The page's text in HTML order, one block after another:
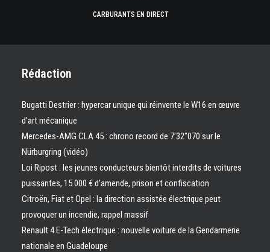
CARBURANTS EN DIRECT
Rédaction
Bugatti Destrier : hypercar unique qui réinvente le W16 en œuvre
d’art mécanique
Mercedes-AMG CLA 45 : chrono record de 7’32″070 sur le
Nürburgring (vidéo)
Loi Ripost : les jeunes conducteurs bientôt interdits de voitures
puissantes, 15 000 € d’amende, prison et confiscation
Citroën, Fiat et Opel : la direction assistée électrique peut
provoquer un incendie, rappel massif
Renault 4 E-Tech électrique : nouvelle voiture de la Gendarmerie
nationale en Guadeloupe